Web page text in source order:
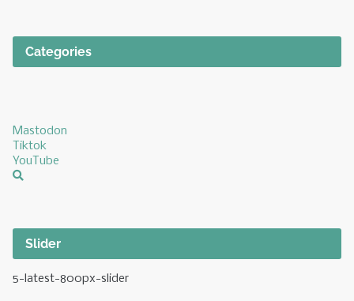
Categories
Mastodon
Tiktok
YouTube
Slider
5-latest-800px-slider